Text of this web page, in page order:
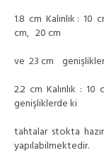
1.8 cm Kalınlık : 10
cm, 20 cm
ve 23 cm
2.2 cm Kalınlık : 10
genişliklerde ki
tahtalar stokta
yapılabilmektedir.